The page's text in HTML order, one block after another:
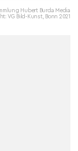
Hubert Burda Media
VG Bild-Kunst, Bonn 2021